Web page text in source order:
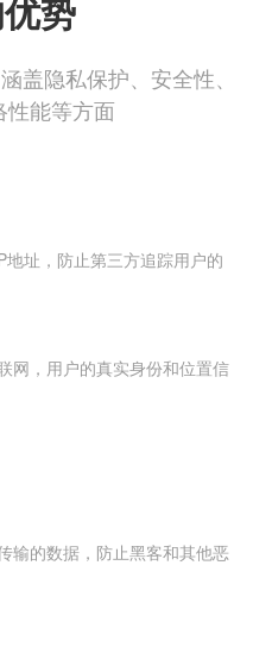
势
盖隐私保护、安全性、
性能等方面
址，防止第三方追踪用户的
网，用户的真实身份和位置信
输的数据，防止黑客和其他恶